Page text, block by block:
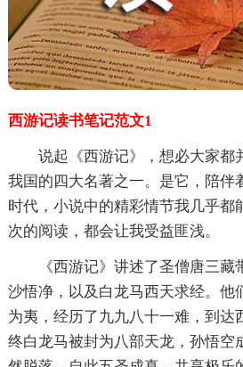
西游记读书笔记范文1
说起《西游记》，想必大家都
我国的四大名著之一。是它，陪伴
时代，小说中的精彩情节我几乎都
次的阅读，都会让我受益匪浅。
《西游记》讲述了圣僧唐三藏
沙悟净，以及白龙马西天求经。他
为夷，经历了九九八十一难，到达
终白龙马被封为八部天龙，孙悟空